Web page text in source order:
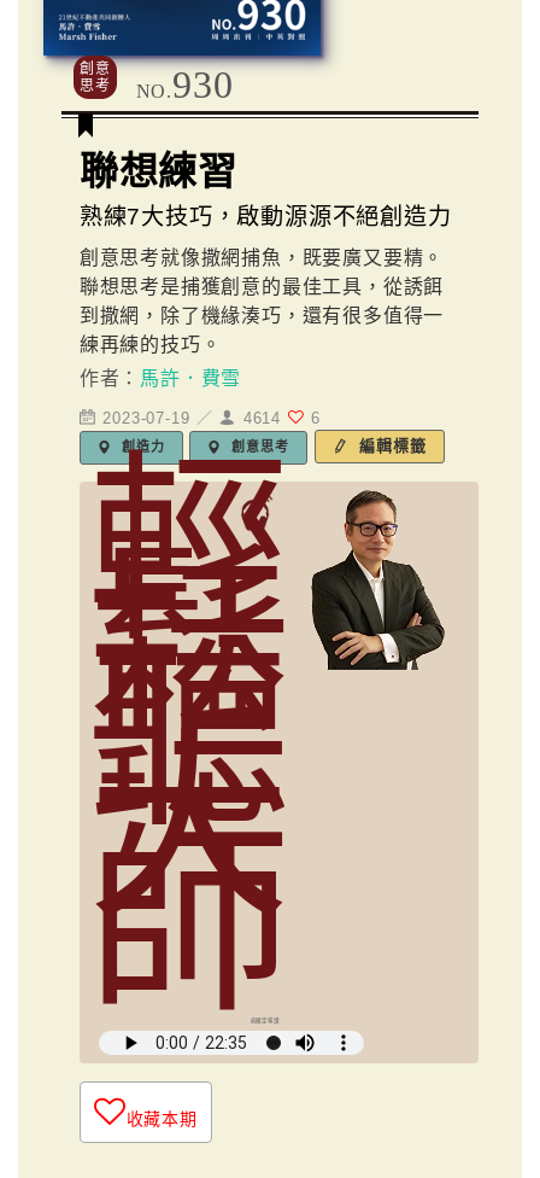
創意
思考
NO.930
聯想練習
熟練7大技巧，啟動源源不絕創造力
創意思考就像撒網捕魚，既要廣又要精。
聯想思考是捕獲創意的最佳工具，從誘餌
到撒網，除了機緣湊巧，還有很多值得一
練再練的技巧。
作者： 馬許．費雪
2023-07-19 ／ 4614 6
創造力 創意思考 編輯標籤
輕
鬆
聽
大
師
俞國定導讀
收藏本期